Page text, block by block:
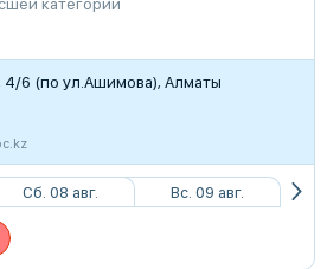
6 (по ул.Ашимова), Алматы
Сб. 08 авг. Вс. 09 авг.